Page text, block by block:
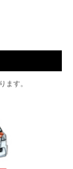
ます。